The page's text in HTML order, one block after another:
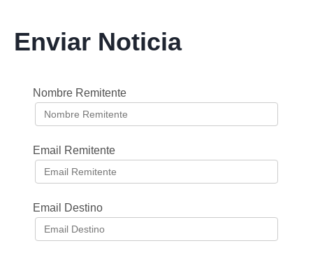
Enviar Noticia
Nombre Remitente
Email Remitente
Email Destino